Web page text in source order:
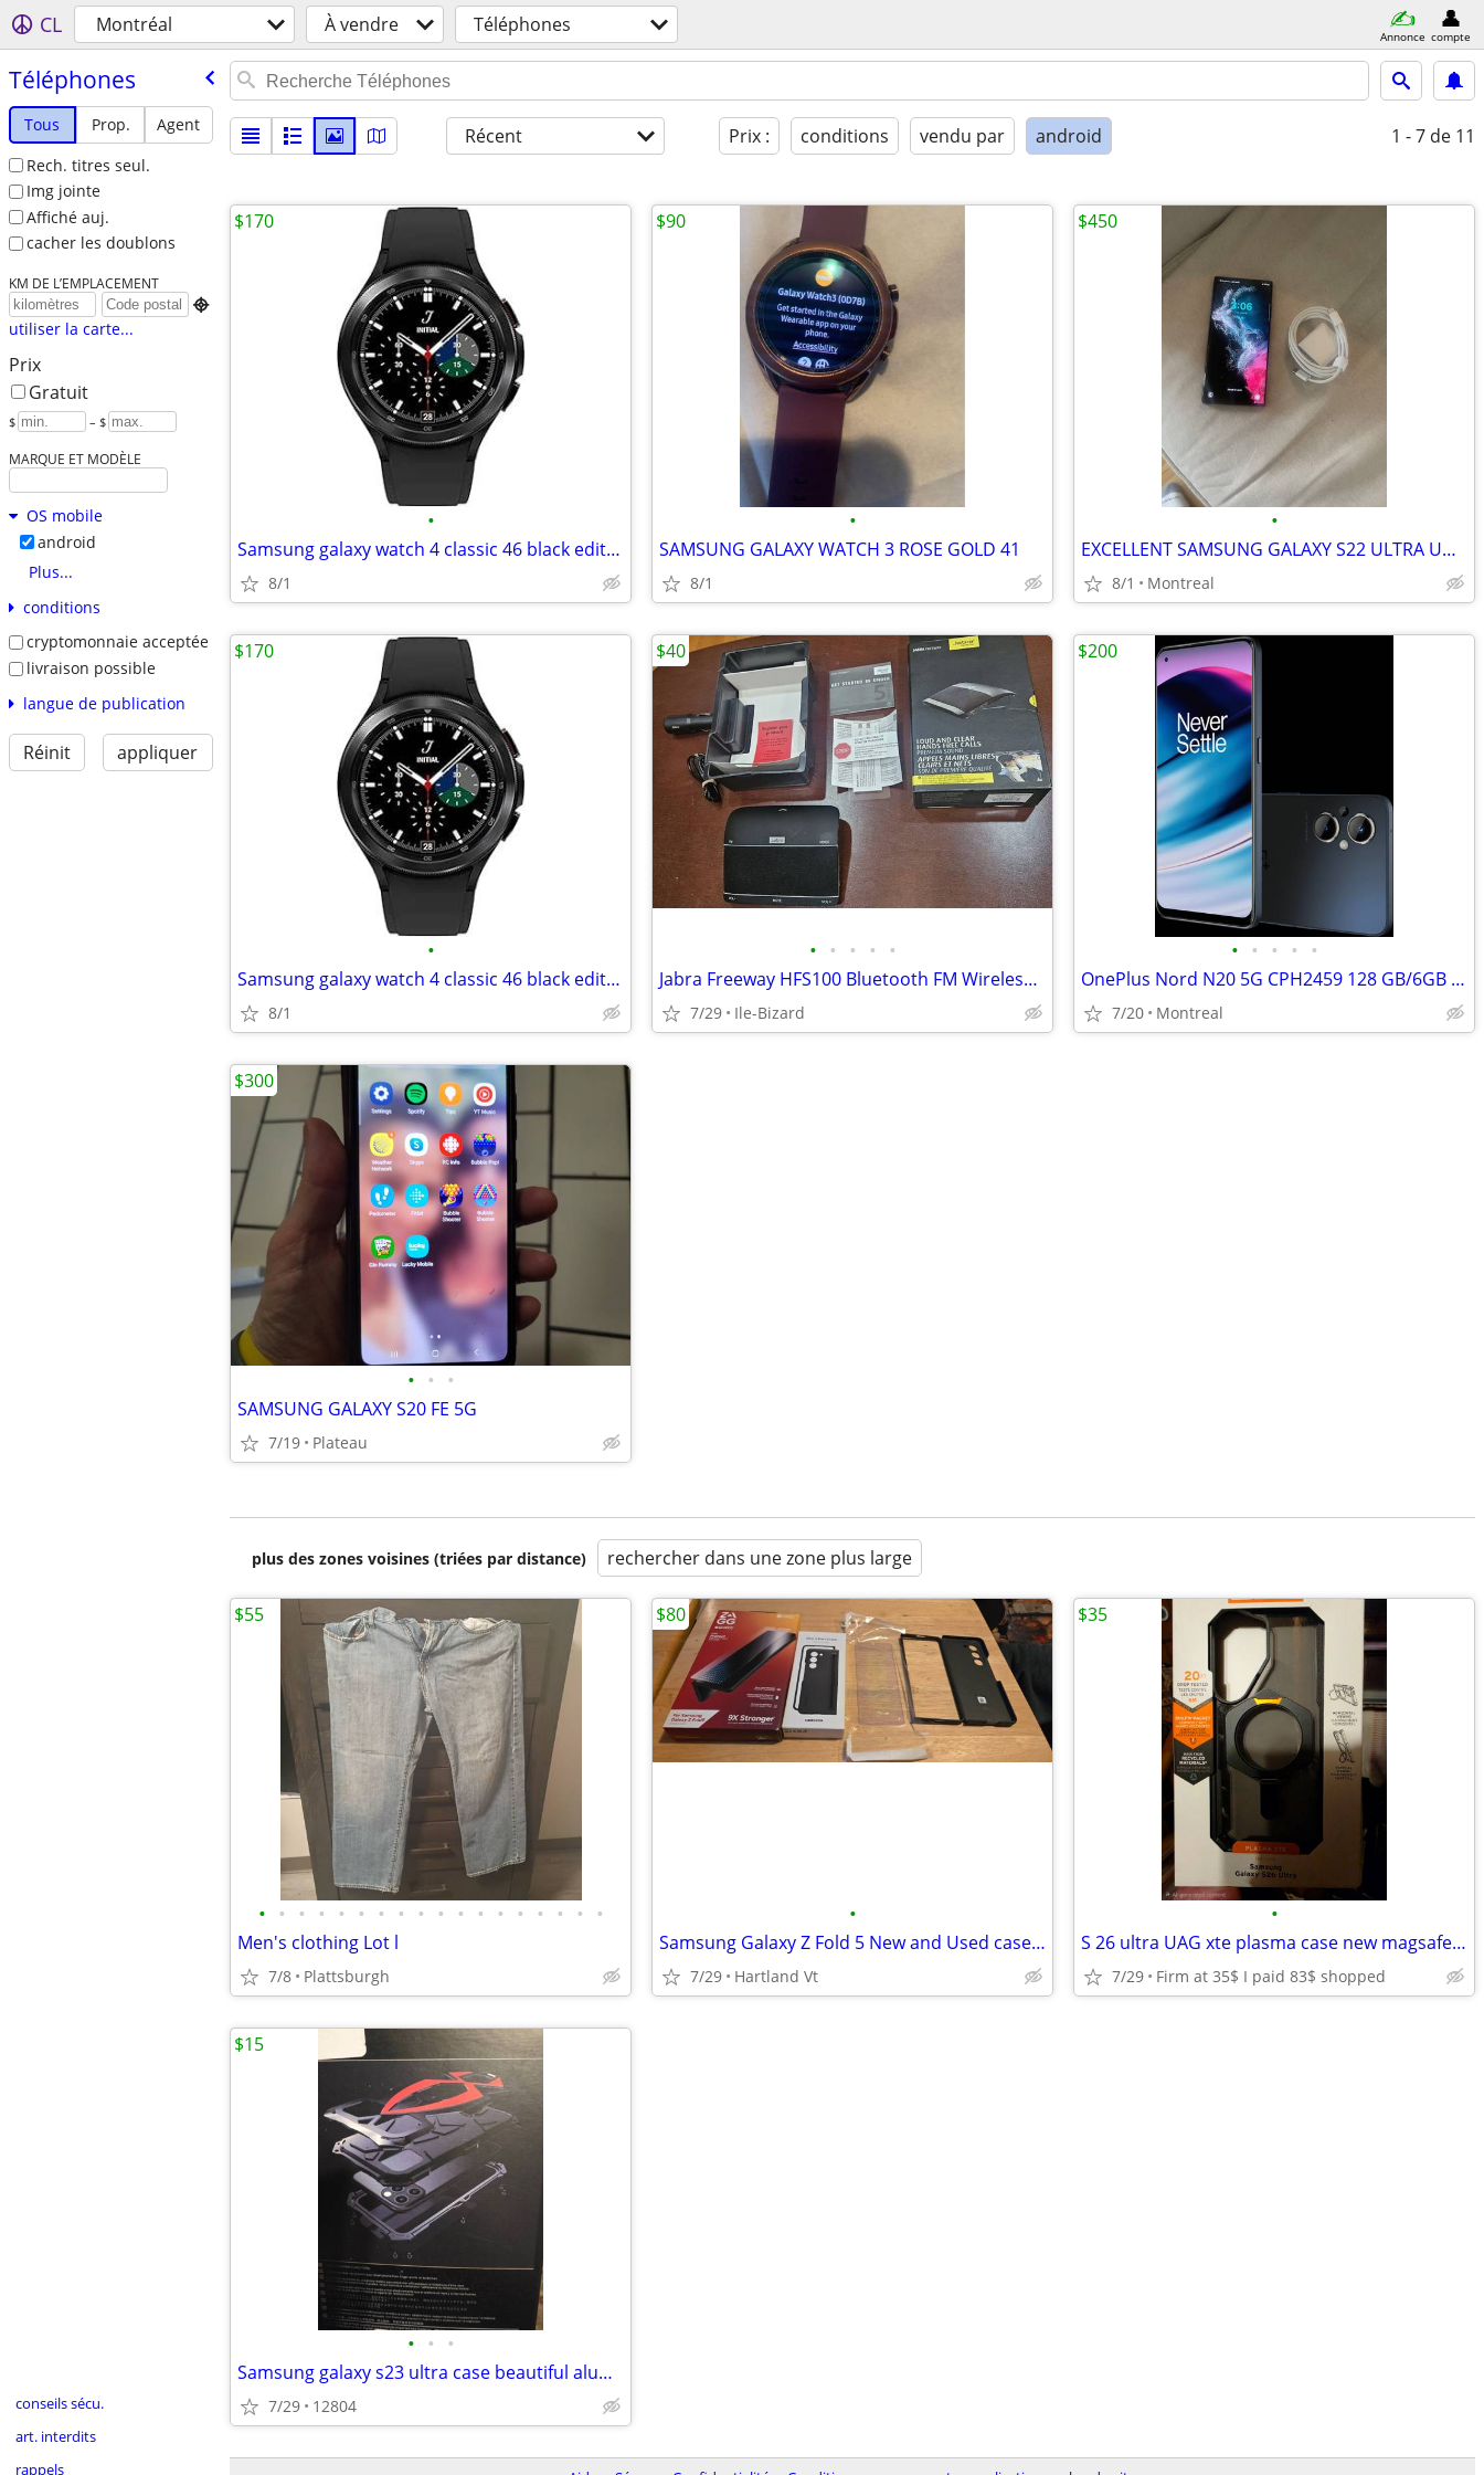
CL Montréal À vendre Téléphones Annonce compte
Téléphones
Tous Prop.
Agent
Rech. titres seul.
Img jointe
Affiché auj.
cacher les doublons
KM DE L’EMPLACEMENT

utiliser la carte...
Prix
Gratuit
$ – $
MARQUE ET MODÈLE
OS mobile
android
Plus...
conditions
cryptomonnaie acceptée
livraison possible
langue de publication
Réinit appliquer
conseils sécu.
art. interdits
rappels
Récent Prix : conditions vendu par android 1 - 7 de 11
•
Samsung galaxy watch 4 classic 46 black edition GPS
8/1
$170
•
SAMSUNG GALAXY WATCH 3 ROSE GOLD 41
8/1
$90
•
EXCELLENT SAMSUNG GALAXY S22 ULTRA UNLOCKED 128GB
8/1 Montreal
$450
•
Samsung galaxy watch 4 classic 46 black edition GPS
8/1
$170
• • • • •
Jabra Freeway HFS100 Bluetooth FM Wireless In-Car Speakerphone
7/29 Ile-Bizard
$40
• • • • •
OnePlus Nord N20 5G CPH2459 128 GB/6GB 64MP
7/20 Montreal
$200
• • •
SAMSUNG GALAXY S20 FE 5G
7/19 Plateau
$300
plus des zones voisines (triées par distance) rechercher dans une zone plus large
• • • • • • • • • • • • • • • • • •
Men's clothing Lot l
7/8 Plattsburgh
$55
•
Samsung Galaxy Z Fold 5 New and Used cases + protectors price lot
7/29 Hartland Vt
$80
•
S 26 ultra UAG xte plasma case new magsafe etc
7/29 Firm at 35$ I paid 83$ shopped
$35
• • •
Samsung galaxy s23 ultra case beautiful aluminum
7/29 12804
$15